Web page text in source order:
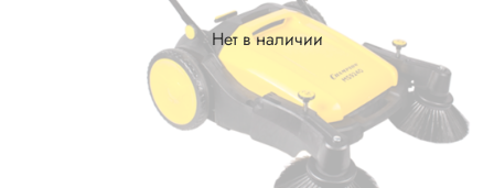
Нет в наличии